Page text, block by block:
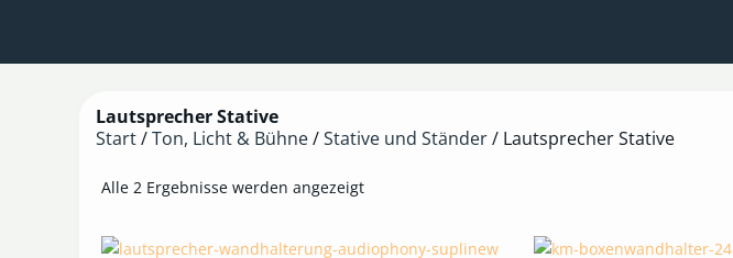
Lautsprecher Stative
Start/Ton, Licht & Bühne/Stative und Ständer/ Lautsprecher Stative
Alle 2 Ergebnisse werden angezeigt